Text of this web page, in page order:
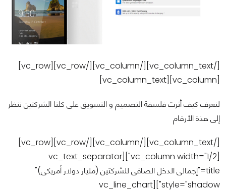
لنعرف كيف أثرت فلسفة التصميم و التسويق على كلتا الشركتين ننظر
إلى هذة الأرقام
[vc_column width="1/2"][vc_text_separator
title="إجمالى الدخل الصافى للشركتين (مليار دولار أمريكى)"
style="shadow"][vc_line_chart